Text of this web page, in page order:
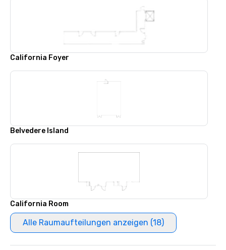
California Foyer
Belvedere Island
California Room
Alle Raumaufteilungen anzeigen (18)